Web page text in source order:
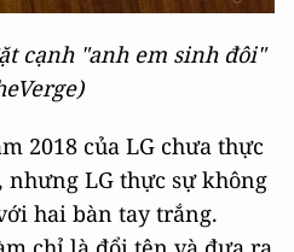
cạnh "anh em sinh đôi"
2018 của LG chưa thực
nhưng LG thực sự không
hai bàn tay trắng.